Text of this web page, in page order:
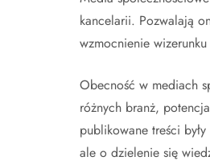
kancelarii. Pozwalają
wzmocnienie
Obecność w mediach
różnych branż,
publikowane treści
ale o dzielenie się